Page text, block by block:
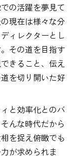
の活躍を夢見て
現在は様々な分
ィレクターとし
その道を目指す
きること、伝え
を切り開いた好
と効率化とのバ
んな時代だから
を捉え俯瞰でも
が求められま